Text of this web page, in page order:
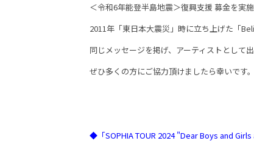
＜令和6年能登半島地震＞復興支援 募金を実
2011年「東日本大震災」時に立ち上げた「
同じメッセージを掲げ、アーティストとして
ぜひ多くの方にご協力頂けましたら幸いです。
◆「SOPHIA TOUR 2024 "Dear Boys and